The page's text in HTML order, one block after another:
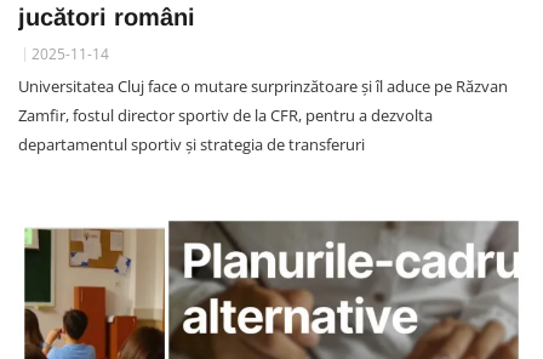
jucători români
2025-11-14
Universitatea Cluj face o mutare surprinzătoare și îl aduce pe Răzvan
Zamfir, fostul director sportiv de la CFR, pentru a dezvolta
departamentul sportiv și strategia de transferuri